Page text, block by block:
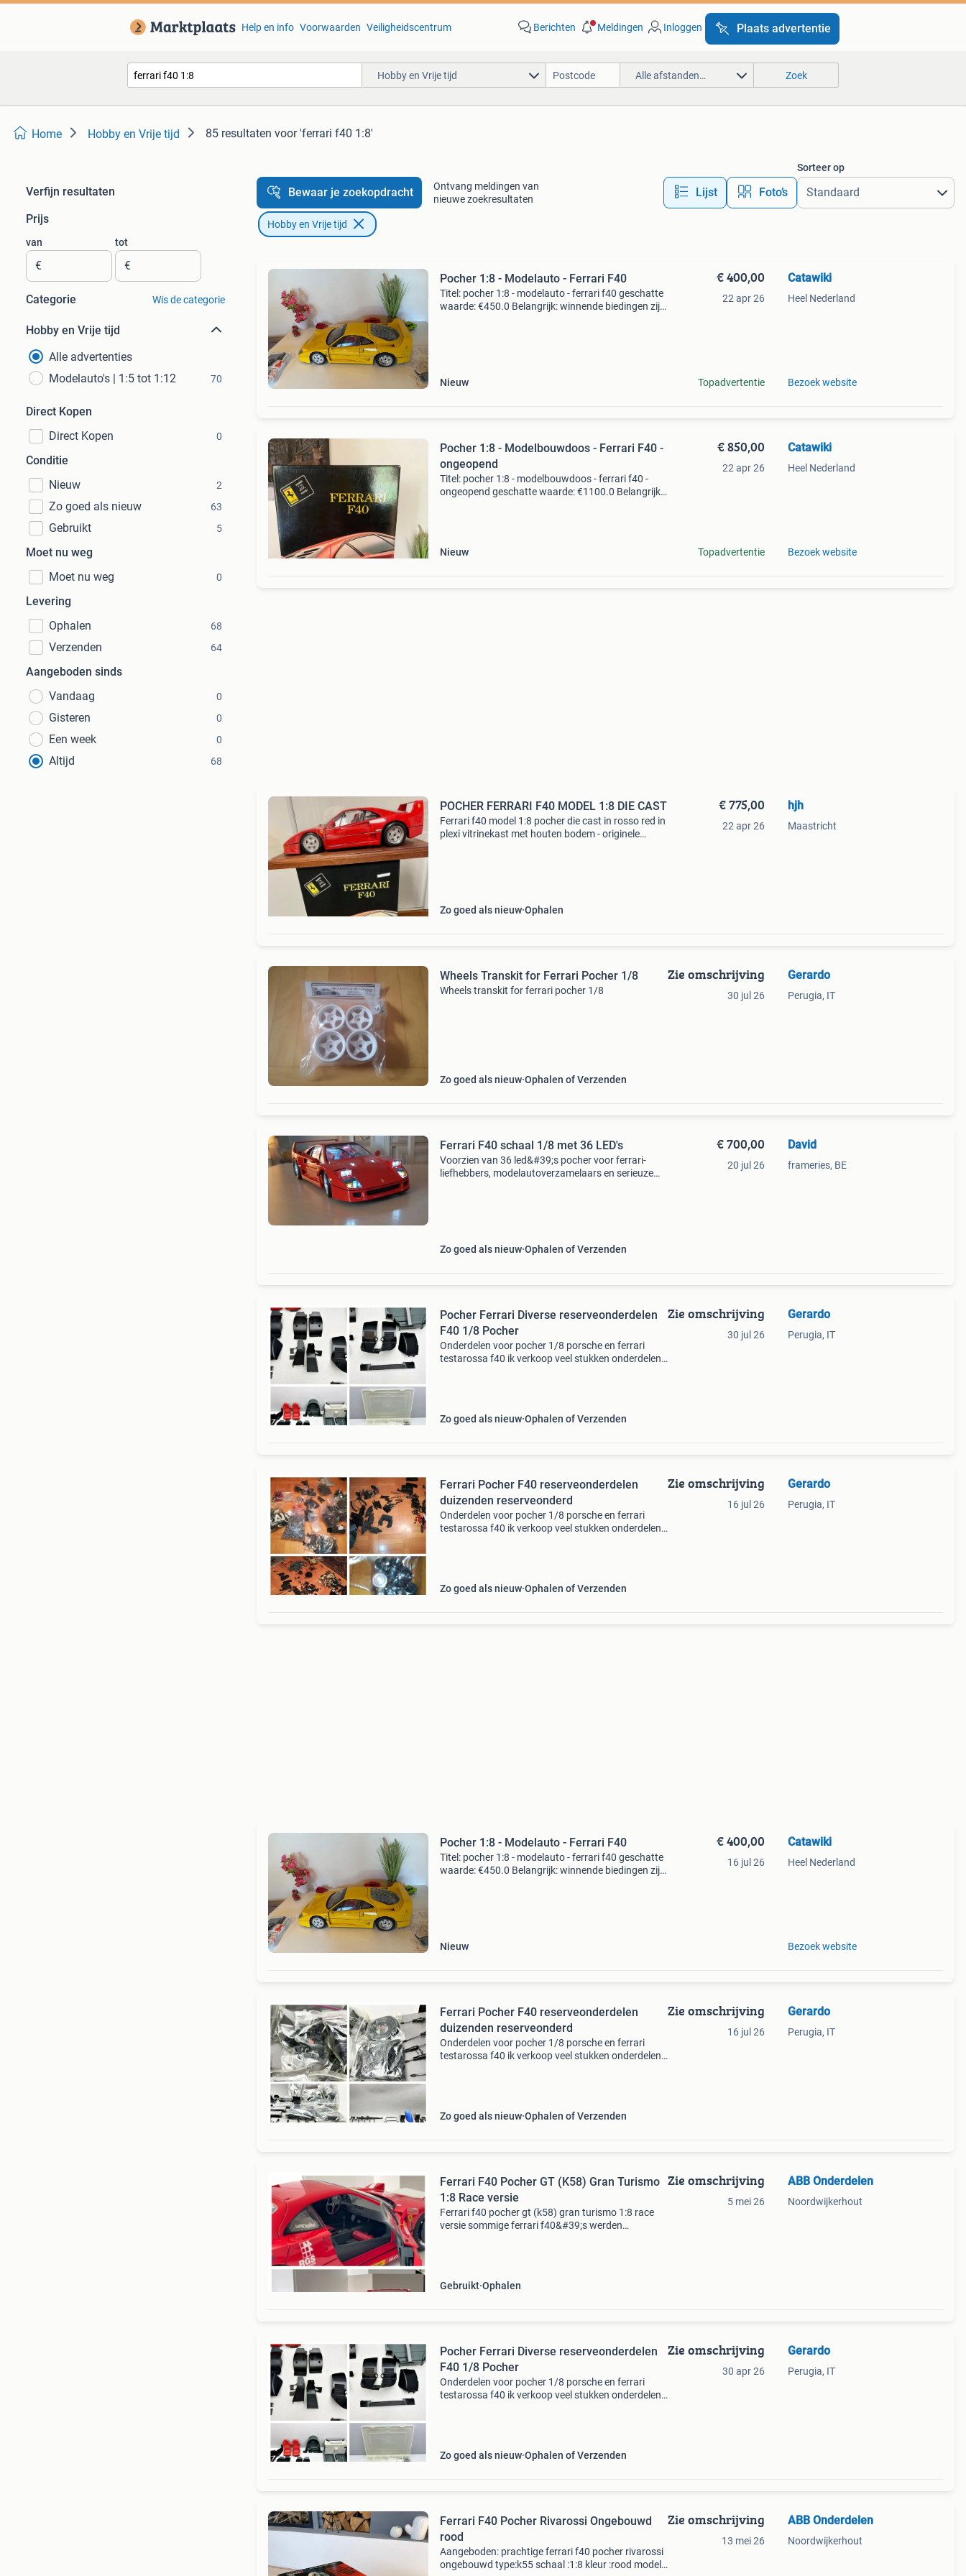
Help en info Voorwaarden Veiligheidscentrum Berichten Meldingen Inloggen Plaats advertentie
Hobby en Vrije tijd Alle afstanden… Zoek
Home Hobby en Vrije tijd 85 resultaten voor 'ferrari f40 1:8'
Verfijn resultaten
Prijs
van
€
tot
€
Categorie Wis de categorie
Hobby en Vrije tijd
Alle advertenties
Modelauto's | 1:5 tot 1:12
70
Direct Kopen
Direct Kopen
0
Conditie
Nieuw
2
Zo goed als nieuw 63
Gebruikt 5
Moet nu weg
Moet nu weg
0
Levering
Ophalen
68
Verzenden 64
Aangeboden sinds
Vandaag
0
Gisteren 0
Een week 0
Altijd 68
Bewaar je zoekopdracht
Ontvang meldingen van
nieuwe zoekresultaten
Lijst Foto’s
Sorteer op
Hobby en Vrije tijd
Pocher 1:8 - Modelauto - Ferrari F40
Titel: pocher 1:8 - modelauto - ferrari f40 geschatte
waarde: €450.0 Belangrijk: winnende biedingen zijn
Nieuw
€ 400,00
22 apr 26
Topadvertentie
Catawiki
Heel Nederland
Bezoek website
Pocher 1:8 - Modelbouwdoos - Ferrari F40 -
ongeopend
Titel: pocher 1:8 - modelbouwdoos - ferrari f40 -
ongeopend geschatte waarde: €1100.0 Belangrijk:
Nieuw
€ 850,00
22 apr 26
Topadvertentie
Catawiki
Heel Nederland
Bezoek website
POCHER FERRARI F40 MODEL 1:8 DIE CAST
Ferrari f40 model 1:8 pocher die cast in rosso red in
plexi vitrinekast met houten bodem - originele
Zo goed als nieuw Ophalen
€ 775,00
22 apr 26
hjh
Maastricht
Wheels Transkit for Ferrari Pocher 1/8
Wheels transkit for ferrari pocher 1/8
Zo goed als nieuw Ophalen of Verzenden
Zie omschrijving
30 jul 26
Gerardo
Perugia, IT
Ferrari F40 schaal 1/8 met 36 LED's
Voorzien van 36 led&#39;s pocher voor ferrari-
liefhebbers, modelautoverzamelaars en serieuze
Zo goed als nieuw Ophalen of Verzenden
€ 700,00
20 jul 26
David
frameries, BE
Pocher Ferrari Diverse reserveonderdelen
F40 1/8 Pocher
Onderdelen voor pocher 1/8 porsche en ferrari
testarossa f40 ik verkoop veel stukken onderdelen
Zo goed als nieuw Ophalen of Verzenden
Zie omschrijving
30 jul 26
Gerardo
Perugia, IT
Ferrari Pocher F40 reserveonderdelen
duizenden reserveonderd
Onderdelen voor pocher 1/8 porsche en ferrari
testarossa f40 ik verkoop veel stukken onderdelen
Zo goed als nieuw Ophalen of Verzenden
Zie omschrijving
16 jul 26
Gerardo
Perugia, IT
Pocher 1:8 - Modelauto - Ferrari F40
Titel: pocher 1:8 - modelauto - ferrari f40 geschatte
waarde: €450.0 Belangrijk: winnende biedingen zijn
Nieuw
€ 400,00
16 jul 26
Catawiki
Heel Nederland
Bezoek website
Ferrari Pocher F40 reserveonderdelen
duizenden reserveonderd
Onderdelen voor pocher 1/8 porsche en ferrari
testarossa f40 ik verkoop veel stukken onderdelen
Zo goed als nieuw Ophalen of Verzenden
Zie omschrijving
16 jul 26
Gerardo
Perugia, IT
Ferrari F40 Pocher GT (K58) Gran Turismo
1:8 Race versie
Ferrari f40 pocher gt (k58) gran turismo 1:8 race
versie sommige ferrari f40&#39;s werden
Gebruikt Ophalen
Zie omschrijving
5 mei 26
ABB Onderdelen
Noordwijkerhout
Pocher Ferrari Diverse reserveonderdelen
F40 1/8 Pocher
Onderdelen voor pocher 1/8 porsche en ferrari
testarossa f40 ik verkoop veel stukken onderdelen
Zo goed als nieuw Ophalen of Verzenden
Zie omschrijving
30 apr 26
Gerardo
Perugia, IT
Ferrari F40 Pocher Rivarossi Ongebouwd
rood
Aangeboden: prachtige ferrari f40 pocher rivarossi
ongebouwd type:k55 schaal :1:8 kleur :rood model
Zie omschrijving
13 mei 26
ABB Onderdelen
Noordwijkerhout